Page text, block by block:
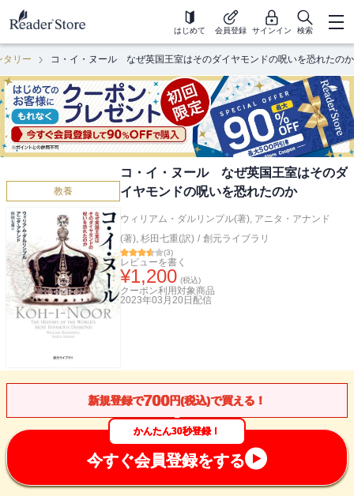
はじめて 会員登録 サインイン 検索
タリー コ・イ・ヌール なぜ英国王室はそのダイヤモンドの呪いを恐れたのか
教養
コ・イ・ヌール なぜ英国王室はそのダ
イヤモンドの呪いを恐れたのか
ウィリアム・ダルリンプル(著), アニタ・アナンド
(著), 杉田七重(訳) / 創元ライブラリ
(3)
レビューを書く
¥1,200 (税込)
クーポン利用対象商品
2023年03月20日 配信
新規登録で700円(税込)で買える！
かんたん30秒登録！
今すぐ会員登録をする